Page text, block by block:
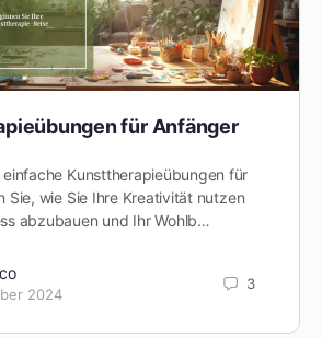
für Anfänger
einfache Kunsttherapieübungen für
Sie, wie Sie Ihre Kreativität nutzen
abzubauen und Ihr Wohlb…
2024
3